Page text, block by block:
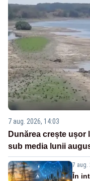
7 aug. 2026, 14:03
Dunărea crește ușor
sub media lunii
7 aug.
În